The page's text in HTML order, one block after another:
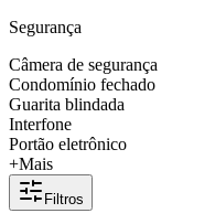
Segurança
Câmera de segurança
Condomínio fechado
Guarita blindada
Interfone
Portão eletrônico
+Mais
Filtros